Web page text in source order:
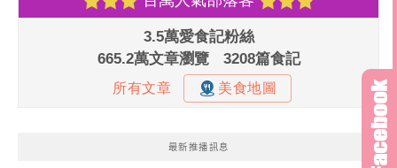
最新推播訊息